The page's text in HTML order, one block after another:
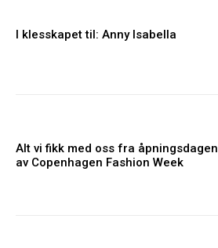
I klesskapet til: Anny Isabella
Alt vi fikk med oss fra åpningsdagen
av Copenhagen Fashion Week